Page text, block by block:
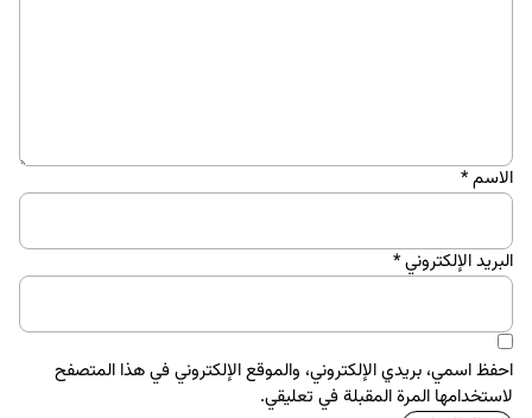
الاسم*
البريد الإلكتروني*
احفظ اسمي، بريدي الإلكتروني، والموقع الإلكتروني في هذا المتصفح
لاستخدامها المرة المقبلة في تعليقي.